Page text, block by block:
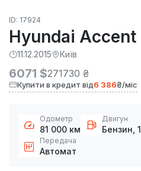
ID: 17924
Hyundai Accent
11.12.2015 Київ
6071 $271730 ₴
Купити в кредит від6 386₴/міс
Одометр
81 000 км
Двигун
Бензин,
Передача
Автомат